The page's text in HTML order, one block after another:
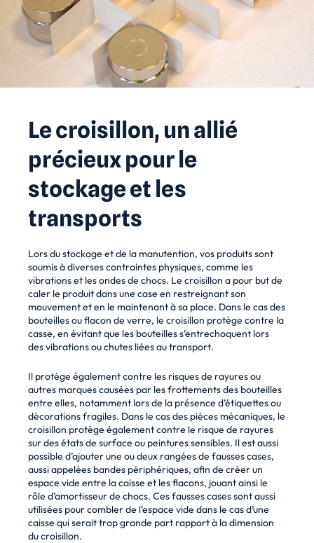
Le croisillon, un allié
précieux pour le
stockage et les
transports
Lors du stockage et de la manutention, vos produits sont
soumis à diverses contraintes physiques, comme les
vibrations et les ondes de chocs. Le croisillon a pour but de
caler le produit dans une case en restreignant son
mouvement et en le maintenant à sa place. Dans le cas des
bouteilles ou flacon de verre, le croisillon protège contre la
casse, en évitant que les bouteilles s’entrechoquent lors
des vibrations ou chutes liées au transport.
Il protège également contre les risques de rayures ou
autres marques causées par les frottements des bouteilles
entre elles, notamment lors de la présence d’étiquettes ou
décorations fragiles. Dans le cas des pièces mécaniques, le
croisillon protège également contre le risque de rayures
sur des états de surface ou peintures sensibles. Il est aussi
possible d’ajouter une ou deux rangées de fausses cases,
aussi appelées bandes périphériques, afin de créer un
espace vide entre la caisse et les flacons, jouant ainsi le
rôle d’amortisseur de chocs. Ces fausses cases sont aussi
utilisées pour combler de l’espace vide dans le cas d’une
caisse qui serait trop grande part rapport à la dimension
du croisillon.